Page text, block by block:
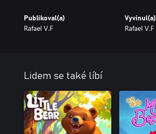
Publikoval(a)
Rafael V.F
Vyvinul(a)
Rafael V.F
Lidem se také líbí